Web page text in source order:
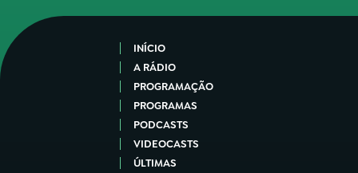
INÍCIO
A RÁDIO
PROGRAMAÇÃO
PROGRAMAS
PODCASTS
VIDEOCASTS
ÚLTIMAS